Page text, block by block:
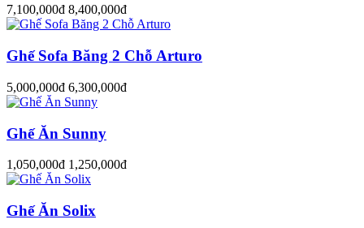
7,100,000đ 8,400,000đ
Ghế Sofa Băng 2 Chỗ Arturo
5,000,000đ 6,300,000đ
Ghế Ăn Sunny
1,050,000đ 1,250,000đ
Ghế Ăn Solix